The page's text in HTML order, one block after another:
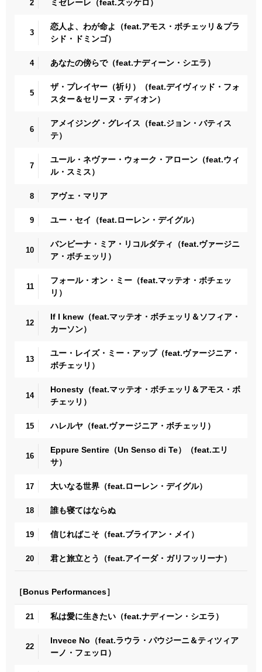
2 ミゼレーレ（feat.ズッケロ）
3
恋人よ、わが命よ（feat.アモス・ボチェッリ＆プラ
シド・ドミンゴ）
4 あなたの傍らで（feat.ナディーン・シエラ）
5
ザ・プレイヤー（祈り）（feat.デイヴィッド・フォ
スター＆セリーヌ・ディオン）
6
アメイジング・グレイス（feat.ジョン・バティス
テ）
7
ユール・ネヴァー・ウォーク・アローン（feat.ウィ
ル・スミス）
8 アヴェ・マリア
9 ユー・セイ（feat.ローレン・デイグル）
10
バンビーナ・ミア・リコルダティ（feat.ヴァージニ
ア・ボチェッリ）
11
フォール・オン・ミー（feat.マッテオ・ボチェッ
リ）
12
If I knew（feat.マッテオ・ボチェッリ＆ソフィア・
カーソン）
13
ユー・レイズ・ミー・アップ（feat.ヴァージニア・
ボチェッリ）
14
Honesty（feat.マッテオ・ボチェッリ＆アモス・ボ
チェッリ）
15 ハレルヤ（feat.ヴァージニア・ボチェッリ）
16
Eppure Sentire（Un Senso di Te）（feat.エリ
サ）
17 大いなる世界（feat.ローレン・デイグル）
18 誰も寝てはならぬ
19 信じればこそ（feat.ブライアン・メイ）
20 君と旅立とう（feat.アイーダ・ガリフッリーナ）
［Bonus Performances］
21 私は愛に生きたい（feat.ナディーン・シエラ）
22
Invece No（feat.ラウラ・パウジーニ＆ティツィア
ーノ・フェッロ）